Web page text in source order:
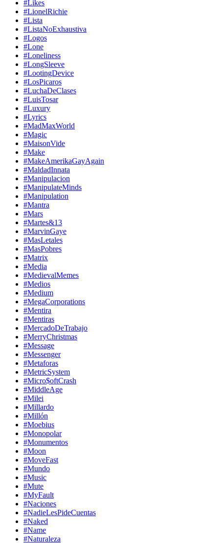
#Likes
#LionelRichie
#Lista
#ListaNoExhaustiva
#Logos
#Lone
#Loneliness
#LongSleeve
#LootingDevice
#LosPicaros
#LuchaDeClases
#LuisTosar
#Luxury
#Lyrics
#MadMaxWorld
#Magic
#MaisonVide
#Make
#MakeAmerikaGayAgain
#MaldadInnata
#Manipulacion
#ManipulateMinds
#Manipulation
#Mantra
#Mars
#Martes&13
#MarvinGaye
#MasLetales
#MasPobres
#Matrix
#Media
#MedievalMemes
#Medios
#Medium
#MegaCorporations
#Mentira
#Mentiras
#MercadoDeTrabajo
#MerryChristmas
#Message
#Messenger
#Metaforas
#MetricSystem
#Micro$oftCrash
#MiddleAge
#Milei
#Millardo
#Millón
#Moebius
#Monopolar
#Monumentos
#Moon
#MoveFast
#Mundo
#Music
#Mute
#MyFault
#Naciones
#NadieLesPideCuentas
#Naked
#Name
#Naturaleza